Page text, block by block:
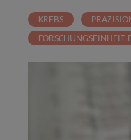
KREBS
FORSCHUNGSEINHEIT